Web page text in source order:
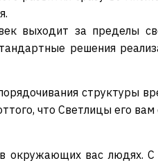
выходит за пределы
решения
структуры
что Светлицы его
в окружающих вас людях.